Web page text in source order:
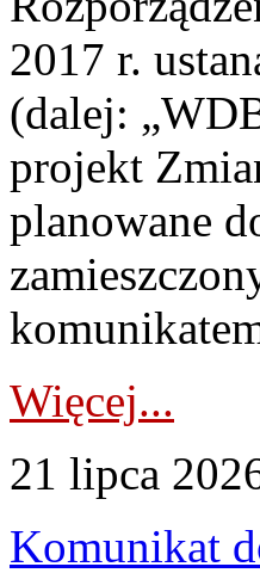
2017 r.
(dalej:
projekt
planowane
Więcej...
21 lipca
Komunikat